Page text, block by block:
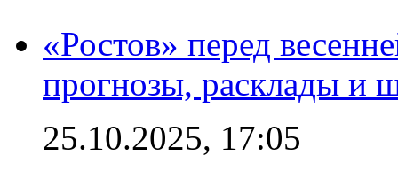
«Ростов» перед
прогнозы, расклады и
25.10.2025, 17:05